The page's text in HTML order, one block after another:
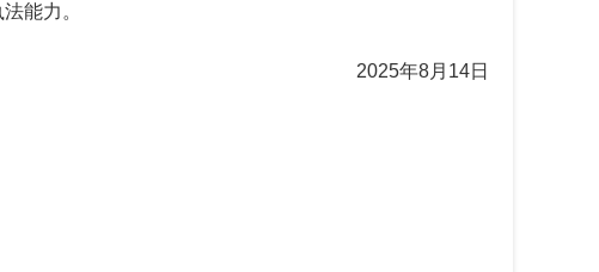
能力。
2025年8月14日